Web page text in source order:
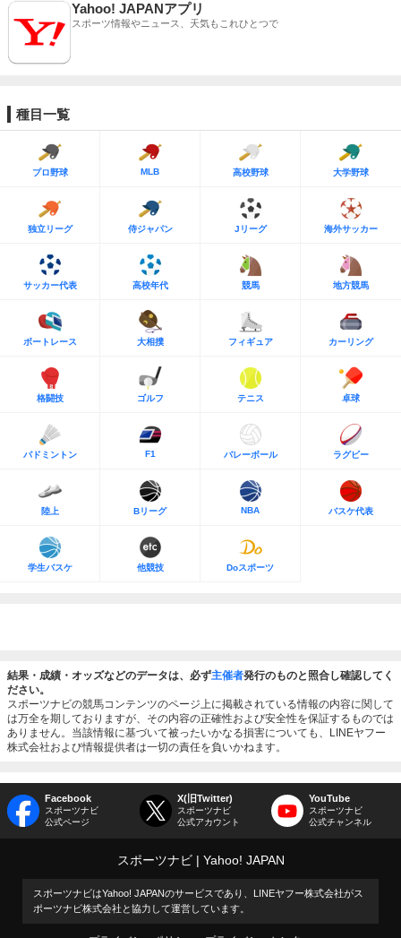
Yahoo! JAPANアプリ
スポーツ情報やニュース、天気もこれひとつで
種目一覧
プロ野球 MLB 高校野球 大学野球
独立リーグ 侍ジャパン Jリーグ 海外サッカー
サッカー代表 高校年代 競馬 地方競馬
ボートレース 大相撲 フィギュア カーリング
格闘技 ゴルフ テニス 卓球
バドミントン F1 バレーボール ラグビー
陸上 Bリーグ NBA バスケ代表
学生バスケ 他競技 Doスポーツ
結果・成績・オッズなどのデータは、必ず主催者発行のものと照合し確認してく
ださい。
スポーツナビの競馬コンテンツのページ上に掲載されている情報の内容に関して
は万全を期しておりますが、その内容の正確性および安全性を保証するものでは
ありません。当該情報に基づいて被ったいかなる損害についても、LINEヤフー
株式会社および情報提供者は一切の責任を負いかねます。
Facebook
スポーツナビ
公式ページ
X(旧Twitter)
スポーツナビ
公式アカウント
YouTube
スポーツナビ
公式チャンネル
スポーツナビ Yahoo! JAPAN
スポーツナビはYahoo! JAPANのサービスであり、LINEヤフー株式会社がス
ポーツナビ株式会社と協力して運営しています。